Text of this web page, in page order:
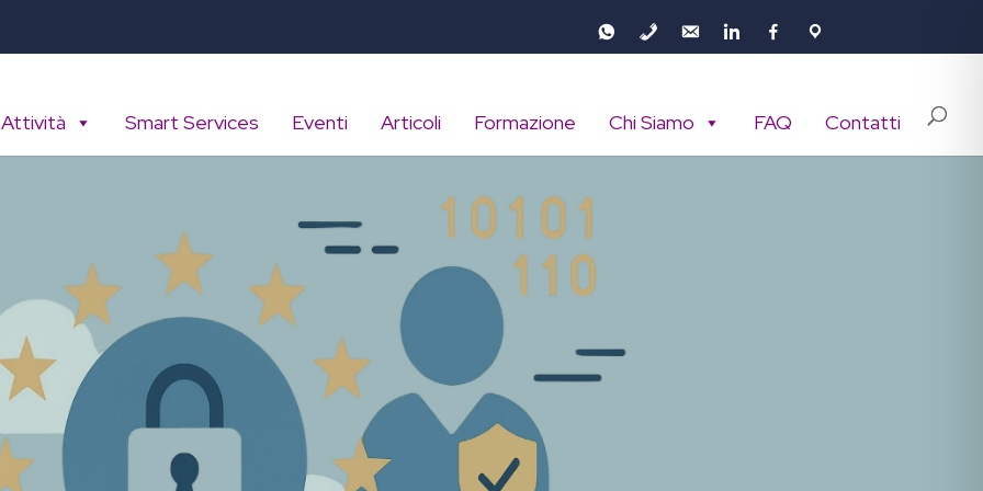
Attività Smart Services Eventi Articoli Formazione Chi Siamo FAQ Contatti